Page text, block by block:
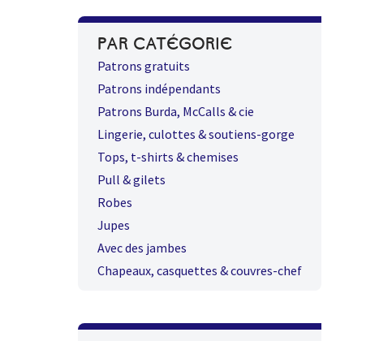
PAR CATÉGORIE
Patrons gratuits
Patrons indépendants
Patrons Burda, McCalls & cie
Lingerie, culottes & soutiens-gorge
Tops, t-shirts & chemises
Pull & gilets
Robes
Jupes
Avec des jambes
Chapeaux, casquettes & couvres-chef